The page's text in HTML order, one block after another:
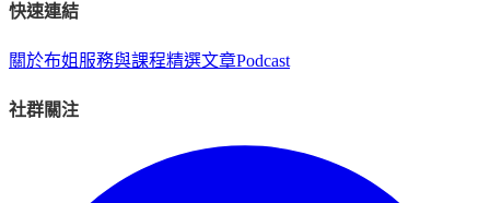
快速連結
關於布姐 服務與課程精選文章Podcast
社群關注